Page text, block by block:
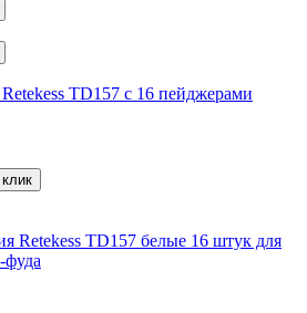
TD157 с 16 пейджерами
Retekess TD157 белые 16 штук для
фуда